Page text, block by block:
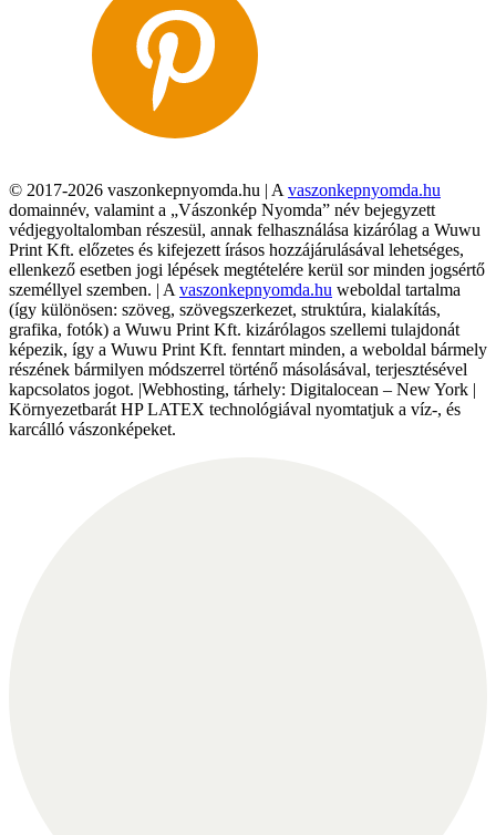
© 2017-2026 vaszonkepnyomda.hu | A vaszonkepnyomda.hu
domainnév, valamint a „Vászonkép Nyomda” név bejegyzett
védjegyoltalomban részesül, annak felhasználása kizárólag a Wuwu
Print Kft. előzetes és kifejezett írásos hozzájárulásával lehetséges,
ellenkező esetben jogi lépések megtételére kerül sor minden jogsértő
személlyel szemben. | A vaszonkepnyomda.hu weboldal tartalma
(így különösen: szöveg, szövegszerkezet, struktúra, kialakítás,
grafika, fotók) a Wuwu Print Kft. kizárólagos szellemi tulajdonát
képezik, így a Wuwu Print Kft. fenntart minden, a weboldal bármely
részének bármilyen módszerrel történő másolásával, terjesztésével
kapcsolatos jogot. |Webhosting, tárhely: Digitalocean – New York |
Környezetbarát HP LATEX technológiával nyomtatjuk a víz-, és
karcálló vászonképeket.